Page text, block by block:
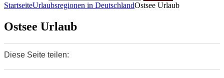
StartseiteUrlaubsregionen in DeutschlandOstsee Urlaub
Ostsee Urlaub
Diese Seite teilen: